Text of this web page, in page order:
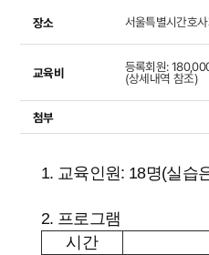
장소 서울특별시간호
교육비 등록회원:
(상세내역 참조)
첨부
1. 교육인원: 18명(실습
2. 프로그램
시간